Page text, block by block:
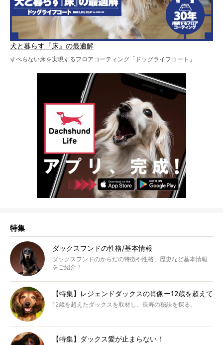
犬と暮らす『床』の最適解
すべらない床を実現するフロアコーティング「ドッグライフコート」
特集
ダックスフンドの性格/基本情報
ダックスフンドのからだの特徴や性格、歴史など基本情報
をご紹介！
【特集】レジェンドダックスの肖像ー12歳を超えて
12歳を超えたダックスを取材し、長寿の秘訣を探る。
【特集】ダックス愛が止まらない！